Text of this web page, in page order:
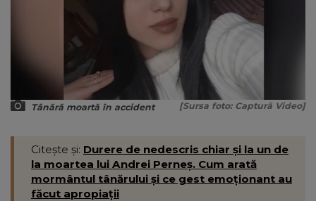
Tânără moartă în accident [Sursa foto: Captură Video]
Citește și: Durere de nedescris chiar și la un de
la moartea lui Andrei Perneș. Cum arată
mormântul tânărului și ce gest emoționant au
făcut apropiații